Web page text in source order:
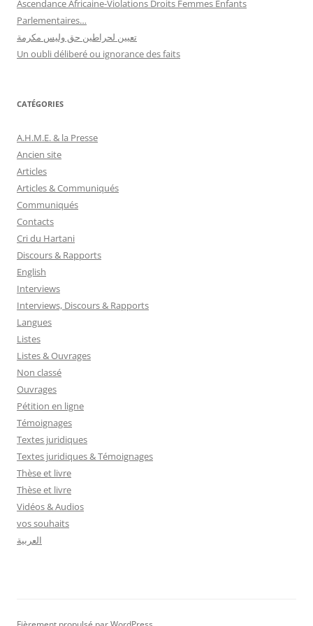
Ascendance Africaine-Violations Droits Femmes Enfants
Parlementaires…
تعيين لحراطين حق وليس مكرمة
Un oubli déliberé ou ignorance des faits
CATÉGORIES
A.H.M.E. & la Presse
Ancien site
Articles
Articles & Communiqués
Communiqués
Contacts
Cri du Hartani
Discours & Rapports
English
Interviews
Interviews, Discours & Rapports
Langues
Listes
Listes & Ouvrages
Non classé
Ouvrages
Pétition en ligne
Témoignages
Textes juridiques
Textes juridiques & Témoignages
Thèse et livre
Thèse et livre
Vidéos & Audios
vos souhaits
العربية